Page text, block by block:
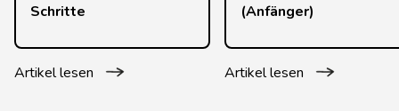
Schritte
Artikel lesen
(Anfänger)
Artikel lesen